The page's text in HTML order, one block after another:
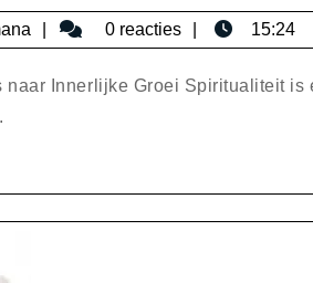
bisericaromana
0 reacties 15:24
Innerlijke Groei Spiritualiteit is